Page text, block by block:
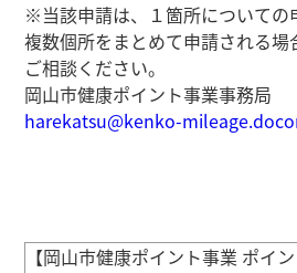
※当該申請は、１箇所についての
複数個所をまとめて申請される
ご相談ください。
岡山市健康ポイント事業事務局
harekatsu@kenko-
【岡山市健康ポイント事業 ポイ